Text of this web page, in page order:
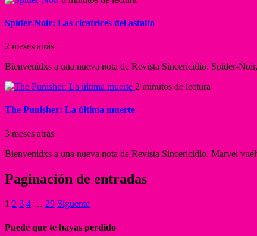
Spider-Noir: Las cicatrices del asfalto
2 meses atrás
Bienvenidxs a una nueva nota de Revista Sincericidio. Spider-
2 minutos de lectura
The Punisher: La última muerte
3 meses atrás
Bienvenidxs a una nueva nota de Revista Sincericidio. Marvel
Paginación de entradas
1 2 3 4 … 29 Siguente
Puede que te hayas perdido